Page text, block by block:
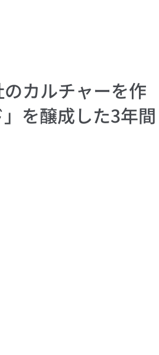
カルチャーを作
を醸成した3年間